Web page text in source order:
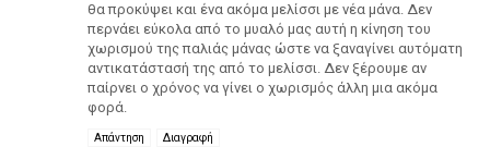
θα προκύψει και ένα ακόμα μελίσσι με νέα μάνα. Δεν
περνάει εύκολα από το μυαλό μας αυτή η κίνηση του
χωρισμού της παλιάς μάνας ώστε να ξαναγίνει αυτόματη
αντικατάστασή της από το μελίσσι. Δεν ξέρουμε αν
παίρνει ο χρόνος να γίνει ο χωρισμός άλλη μια ακόμα
φορά.
Απάντηση Διαγραφή